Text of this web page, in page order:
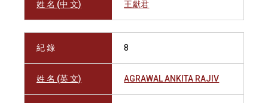
姓 名 (中 文) 王獻君
紀 錄 8
姓 名 (英 文) AGRAWAL ANKITA RAJIV